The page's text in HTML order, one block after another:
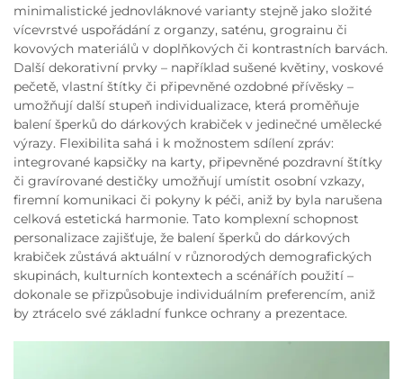
minimalistické jednovláknové varianty stejně jako složité
vícevrstvé uspořádání z organzy, saténu, grograinu či
kovových materiálů v doplňkových či kontrastních barvách.
Další dekorativní prvky – například sušené květiny, voskové
pečetě, vlastní štítky či připevněné ozdobné přívěsky –
umožňují další stupeň individualizace, která proměňuje
balení šperků do dárkových krabiček v jedinečné umělecké
výrazy. Flexibilita sahá i k možnostem sdílení zpráv:
integrované kapsičky na karty, připevněné pozdravní štítky
či gravírované destičky umožňují umístit osobní vzkazy,
firemní komunikaci či pokyny k péči, aniž by byla narušena
celková estetická harmonie. Tato komplexní schopnost
personalizace zajišťuje, že balení šperků do dárkových
krabiček zůstává aktuální v různorodých demografických
skupinách, kulturních kontextech a scénářích použití –
dokonale se přizpůsobuje individuálním preferencím, aniž
by ztrácelo své základní funkce ochrany a prezentace.